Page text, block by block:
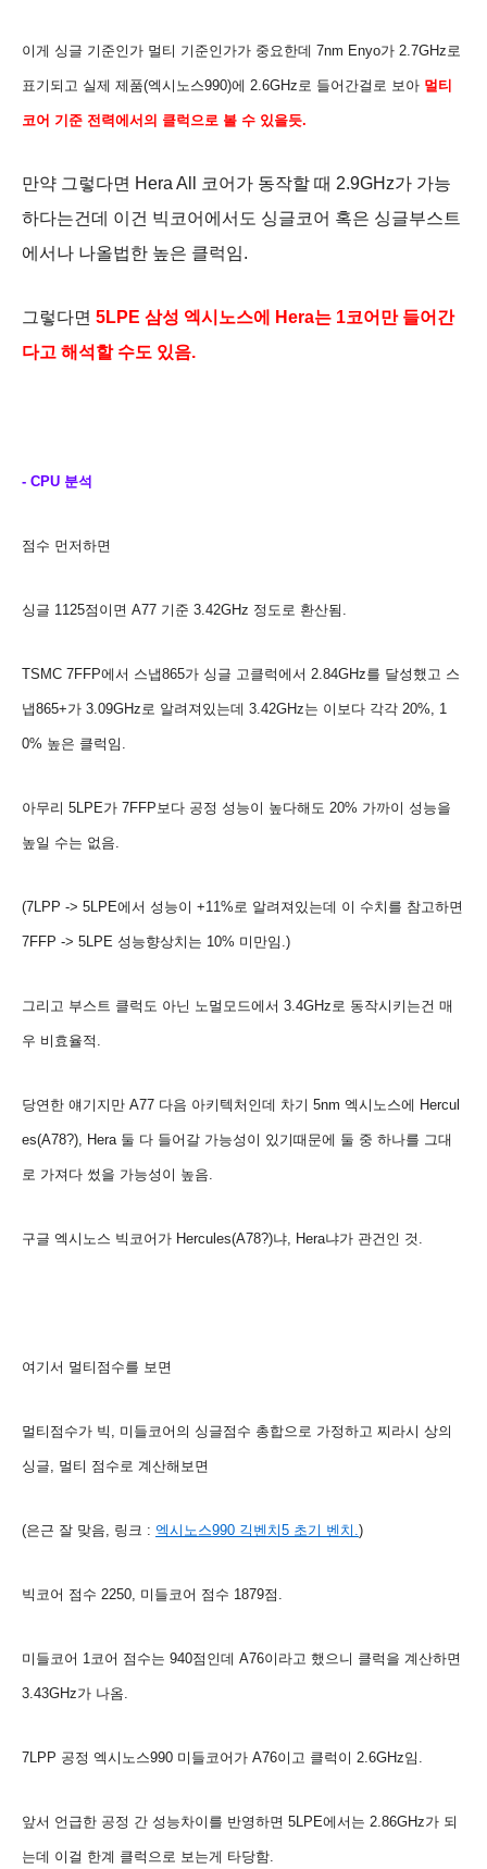
이게 싱글 기준인가 멀티 기준인가가 중요한데 7nm Enyo가 2.7GHz로
표기되고 실제 제품(엑시노스990)에 2.6GHz로 들어간걸로 보아 멀티
코어 기준 전력에서의 클럭으로 볼 수 있을듯.
만약 그렇다면 Hera All 코어가 동작할 때 2.9GHz가 가능
하다는건데 이건 빅코어에서도 싱글코어 혹은 싱글부스트
에서나 나올법한 높은 클럭임.
그렇다면 5LPE 삼성 엑시노스에 Hera는 1코어만 들어간
다고 해석할 수도 있음.
- CPU 분석
점수 먼저하면
싱글 1125점이면 A77 기준 3.42GHz 정도로 환산됨.
TSMC 7FFP에서 스냅865가 싱글 고클럭에서 2.84GHz를 달성했고 스
냅865+가 3.09GHz로 알려져있는데 3.42GHz는 이보다 각각 20%, 1
0% 높은 클럭임.
아무리 5LPE가 7FFP보다 공정 성능이 높다해도 20% 가까이 성능을
높일 수는 없음.
(7LPP -> 5LPE에서 성능이 +11%로 알려져있는데 이 수치를 참고하면
7FFP -> 5LPE 성능향상치는 10% 미만임. )
그리고 부스트 클럭도 아닌 노멀모드에서 3.4GHz로 동작시키는건 매
우 비효율적.
당연한 얘기지만 A77 다음 아키텍처인데 차기 5nm 엑시노스에 Hercul
es(A78?), Hera 둘 다 들어갈 가능성이 있기때문에 둘 중 하나를 그대
로 가져다 썼을 가능성이 높음.
구글 엑시노스 빅코어가 Hercules(A78?)냐, Hera냐가 관건인 것.
여기서 멀티점수를 보면
멀티점수가 빅, 미들코어의 싱글점수 총합으로 가정하고 찌라시 상의
싱글, 멀티 점수로 계산해보면
(은근 잘 맞음 , 링크 : 엑시노스990 긱벤치5 초기 벤치. )
빅코어 점수 2250, 미들코어 점수 1879점.
미들코어 1코어 점수는 940점인데 A76이라고 했으니 클럭을 계산하면
3.43GHz가 나옴.
7LPP 공정 엑시노스990 미들코어가 A76이고 클럭이 2.6GHz임.
앞서 언급한 공정 간 성능차이를 반영하면 5LPE에서는 2.86GHz가 되
는데 이걸 한계 클럭으로 보는게 타당함.